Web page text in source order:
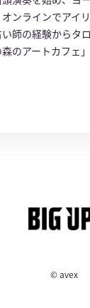
ンラインでアイ
師の経験からタ
森のアートカフェ
© avex